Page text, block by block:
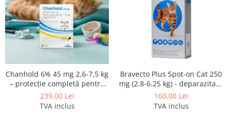
Chanhold 6% 45 mg 2,6-7,5 kg
– protecție completă pentru
pisica ta
239,00 Lei
TVA inclus
Bravecto Plus Spot-on Cat 250
mg (2.8-6.25 kg) - deparazitare
externa si interna pentru
pisici
160,00 Lei
TVA inclus